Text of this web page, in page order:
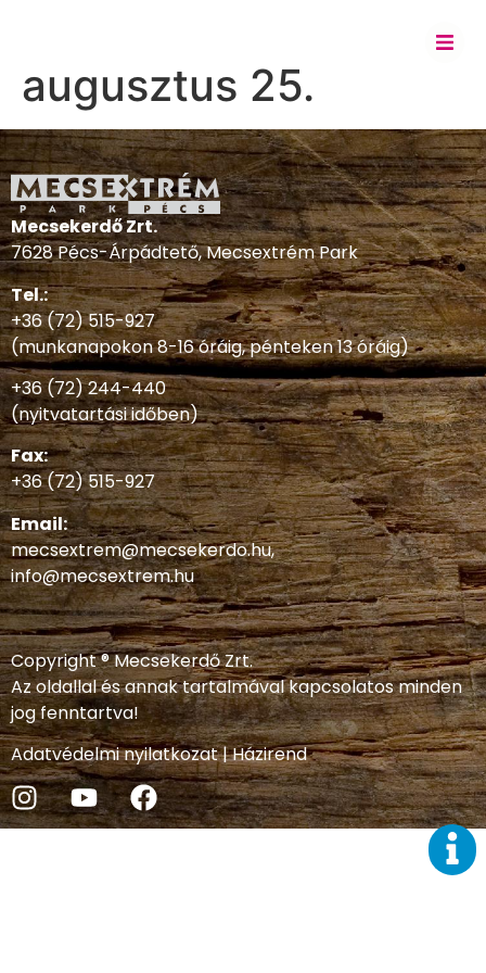
augusztus 25.
Mecsekerdő Zrt.
7628 Pécs-Árpádtető, Mecsextrém Park
Tel.:
+36 (72) 515-927
(munkanapokon 8-16 óráig, pénteken 13 óráig)
+36 (72) 244-440
(nyitvatartási időben)
Fax:
+36 (72) 515-927
Email:
mecsextrem@mecsekerdo.hu,
info@mecsextrem.hu
Copyright ® Mecsekerdő Zrt.
Az oldallal és annak tartalmával kapcsolatos minden
jog fenntartva!
Adatvédelmi nyilatkozat|Házirend